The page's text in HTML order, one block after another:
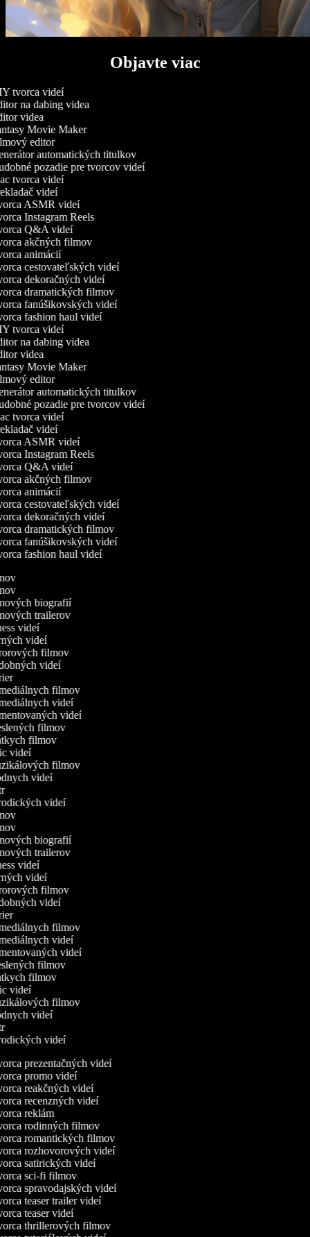
Objavte viac
tvorca videí
na dabing videa
videa
Movie Maker
editor
automatických titulkov
pozadie pre tvorcov videí
tvorca videí
videí
ASMR videí
Instagram Reels
Q&A videí
akčných filmov
animácií
cestovateľských videí
dekoračných videí
dramatických filmov
fanúšikovských videí
fashion haul videí
tvorca videí
na dabing videa
videa
Movie Maker
editor
automatických titulkov
pozadie pre tvorcov videí
tvorca videí
videí
ASMR videí
Instagram Reels
Q&A videí
akčných filmov
animácií
cestovateľských videí
dekoračných videí
dramatických filmov
fanúšikovských videí
fashion haul videí
biografií
trailerov
videí
videí
filmov
videí
filmov
videí
videí
filmov
filmov
videí
filmov
videí
videí
biografií
trailerov
videí
videí
filmov
videí
filmov
videí
videí
filmov
filmov
videí
filmov
videí
videí
prezentačných videí
promo videí
reakčných videí
recenzných videí
reklám
rodinných filmov
romantických filmov
rozhovorových videí
satirických videí
sci-fi filmov
spravodajských videí
teaser trailer videí
teaser videí
thrillerových filmov